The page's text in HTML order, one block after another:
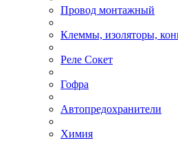
Провод монтажный
Клеммы, изоляторы,
Реле Сокет
Гофра
Автопредохранители
Химия